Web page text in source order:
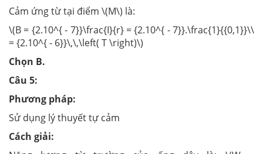
Cảm ứng từ tại điểm \(M\) là:
\(B = {2.10^{ - 7}}\frac{I}{r} = {2.10^{ - 7}}.\frac{1}{{0,1}}\\
= {2.10^{ - 6}}\,\,\left( T \right)\)
Chọn B.
Câu 5:
Phương pháp:
Sử dụng lý thuyết tự cảm
Cách giải: